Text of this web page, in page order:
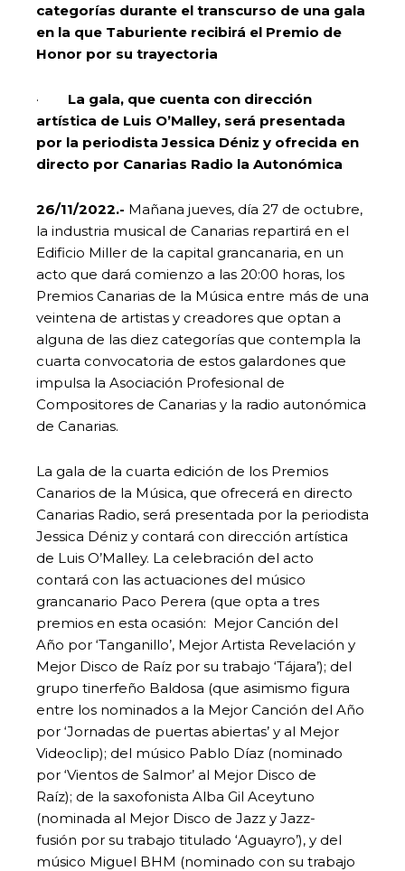
categorías durante el transcurso de una gala
en la que Taburiente recibirá el Premio de
Honor por su trayectoria
· La gala, que cuenta con dirección
artística de Luis O’Malley, será presentada
por la periodista Jessica Déniz y ofrecida en
directo por Canarias Radio la Autonómica
26/11/2022.- Mañana jueves, día 27 de octubre,
la industria musical de Canarias repartirá en el
Edificio Miller de la capital grancanaria, en un
acto que dará comienzo a las 20:00 horas, los
Premios Canarias de la Música entre más de una
veintena de artistas y creadores que optan a
alguna de las diez categorías que contempla la
cuarta convocatoria de estos galardones que
impulsa la Asociación Profesional de
Compositores de Canarias y la radio autonómica
de Canarias.
La gala de la cuarta edición de los Premios
Canarios de la Música, que ofrecerá en directo
Canarias Radio, será presentada por la periodista
Jessica Déniz y contará con dirección artística
de Luis O’Malley. La celebración del acto
contará con las actuaciones del músico
grancanario Paco Perera (que opta a tres
premios en esta ocasión: Mejor Canción del
Año por ‘Tanganillo’, Mejor Artista Revelación y
Mejor Disco de Raíz por su trabajo ‘Tájara’); del
grupo tinerfeño Baldosa (que asimismo figura
entre los nominados a la Mejor Canción del Año
por ‘Jornadas de puertas abiertas’ y al Mejor
Videoclip); del músico Pablo Díaz (nominado
por ‘Vientos de Salmor’ al Mejor Disco de
Raíz); de la saxofonista Alba Gil Aceytuno
(nominada al Mejor Disco de Jazz y Jazz-
fusión por su trabajo titulado ‘Aguayro’), y del
músico Miguel BHM (nominado con su trabajo